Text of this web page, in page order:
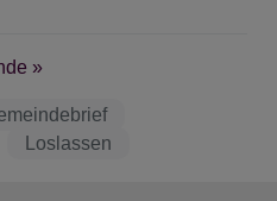
»
Loslassen